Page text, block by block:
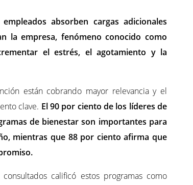
absorben cargas adicionales
la empresa, fenómeno conocido como
el estrés, el agotamiento y la
están cobrando mayor relevancia y el
clave. El 90 por ciento de los líderes de
de bienestar son importantes para
mientras que 88 por ciento afirma que
calificó estos programas como